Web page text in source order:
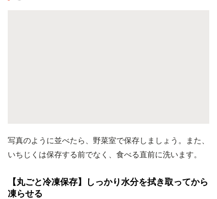
写真のように並べたら、野菜室で保存しましょう。また、
いちじくは保存する前でなく、食べる直前に洗います。
【丸ごと冷凍保存】しっかり水分を拭き取ってから
凍らせる